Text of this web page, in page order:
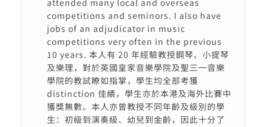
attended many local and overseas
competitions and seminors. I also have
jobs of an adjudicator in music
competitions very often in the previous
10 years. 本人有 20 年經驗教授鋼琴、小提琴
及樂理，對於英國皇家音樂學院及聖三一音樂
學院的教試瞭如指掌，學生均全部考獲
distinction 佳績，學生亦於本港及海外比賽中
獲獎無數。本人亦曾教授不同年齡及級別的學
生：初級到演奏級、幼兒到金齡，因此十分了